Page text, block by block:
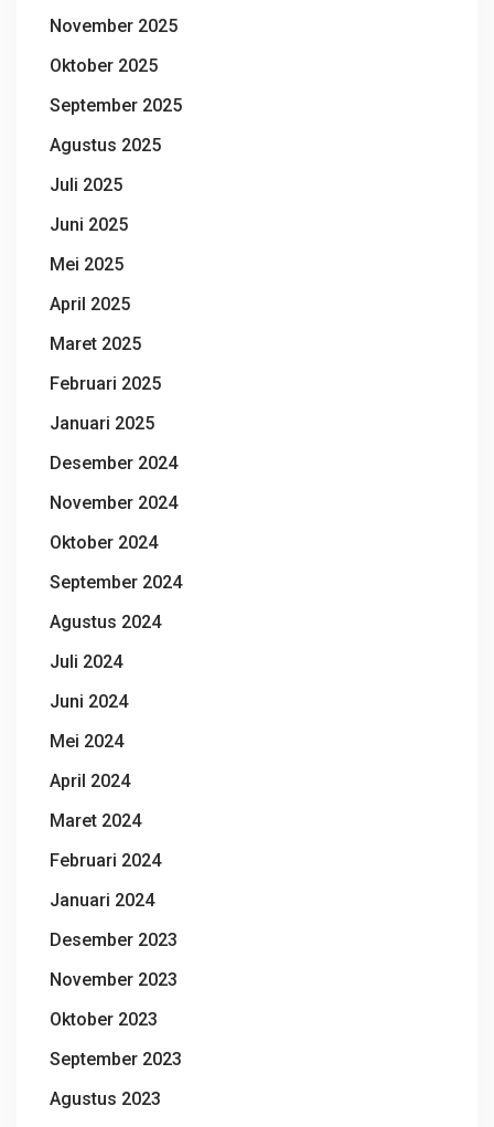
November 2025
Oktober 2025
September 2025
Agustus 2025
Juli 2025
Juni 2025
Mei 2025
April 2025
Maret 2025
Februari 2025
Januari 2025
Desember 2024
November 2024
Oktober 2024
September 2024
Agustus 2024
Juli 2024
Juni 2024
Mei 2024
April 2024
Maret 2024
Februari 2024
Januari 2024
Desember 2023
November 2023
Oktober 2023
September 2023
Agustus 2023